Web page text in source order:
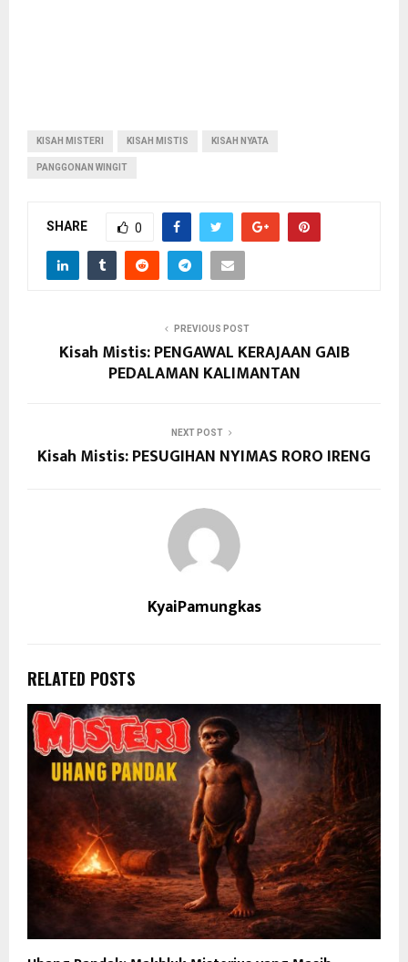
KISAH MISTERI KISAH MISTIS KISAH NYATA
PANGGONAN WINGIT
SHARE 0
PREVIOUS POST
Kisah Mistis: PENGAWAL KERAJAAN GAIB
PEDALAMAN KALIMANTAN
NEXT POST
Kisah Mistis: PESUGIHAN NYIMAS RORO IRENG
KyaiPamungkas
RELATED POSTS